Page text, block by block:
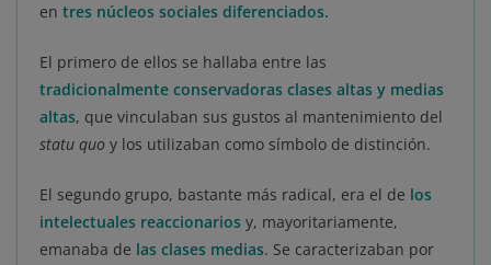
en tres núcleos sociales diferenciados.
El primero de ellos se hallaba entre las
tradicionalmente conservadoras clases altas y medias
altas, que vinculaban sus gustos al mantenimiento del
statu quo y los utilizaban como símbolo de distinción.
El segundo grupo, bastante más radical, era el de los
intelectuales reaccionarios y, mayoritariamente,
emanaba de las clases medias. Se caracterizaban por